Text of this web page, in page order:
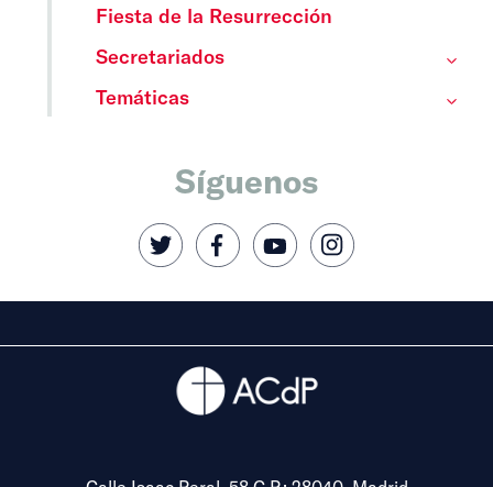
Fiesta de la Resurrección
Secretariados
Temáticas
Síguenos